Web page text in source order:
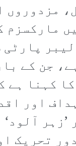
مزدوروں
مارکسزم
جن کے
کہنا ہے
اور
’زہر
تحریک